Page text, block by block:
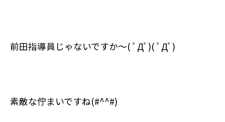
前田指導員じゃないですか～(ﾟДﾟ )(ﾟДﾟ )
素敵な佇まいですね(#^^#)